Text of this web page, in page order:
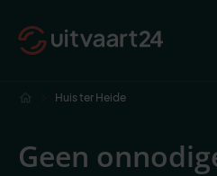
Huis ter Heide
Geen